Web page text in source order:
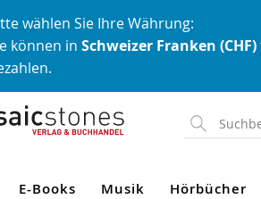
wählen Sie Ihre Währung:
können in Schweizer Franken (CHF)
E-Books Musik Hörbücher